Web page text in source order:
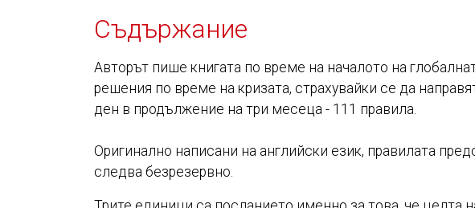
Съдържание
Авторът пише книгата по време на началото на
решения по време на кризата, страхувайки се да
ден в продължение на три месеца - 111 правила.
Оригинално написани на английски език, правилата
следва безрезервно.